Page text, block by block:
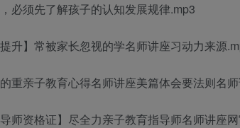
必须先了解孩子的认知发展规律.mp3
升】常被家长忽视的学名师讲座习动力来源
重亲子教育心得名师讲座美篇体会要法则名
师资格证】尽全力亲子教育指导师名师讲座